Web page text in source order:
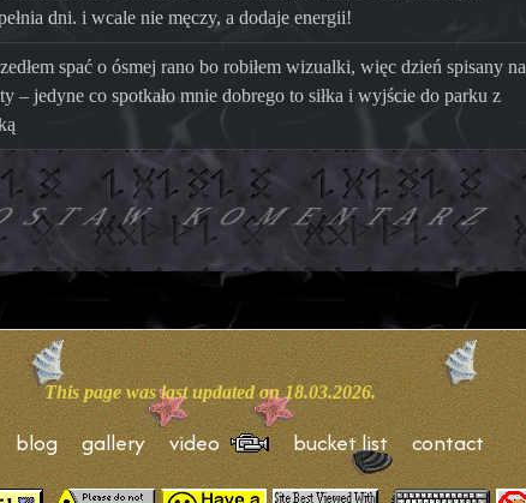
dni. i wcale nie męczy, a dodaje energii!
spać o ósmej rano bo robiłem wizualki, więc dzień spisany na
– jedyne co spotkało mnie dobrego to siłka i wyjście do parku z
KOMENTARZ
This page was last updated on 18.03.2026.
blog gallery video bucket list contact